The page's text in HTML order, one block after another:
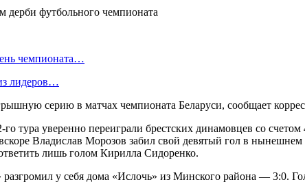
чемпионата…
лидеров…
серию в матчах чемпионата Беларуси, сообщает
тура уверенно переиграли брестских динамовцев со
Владислав Морозов забил свой девятый гол в
лишь голом Кирилла Сидоренко.
у себя дома «Ислочь» из Минского района — 3:0.